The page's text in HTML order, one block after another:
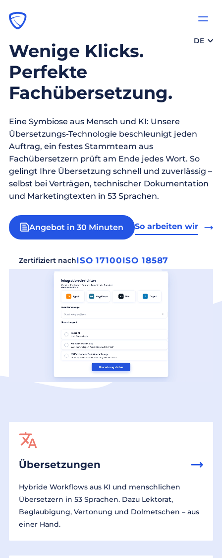
DE
Wenige Klicks.
Perfekte
Fachübersetzung.
Eine Symbiose aus Mensch und KI: Unsere
Übersetzungs-Technologie beschleunigt jeden
Auftrag, ein festes Stammteam aus
Fachübersetzern prüft am Ende jedes Wort. So
gelingt Ihre Übersetzung schnell und zuverlässig –
selbst bei Verträgen, technischer Dokumentation
und Marketingtexten in 53 Sprachen.
Angebot in 30 Minuten So arbeiten wir
Zertifiziert nachISO 17100ISO 18587
Übersetzungen
Hybride Workflows aus KI und menschlichen
Übersetzern in 53 Sprachen. Dazu Lektorat,
Beglaubigung, Vertonung und Dolmetschen – aus
einer Hand.